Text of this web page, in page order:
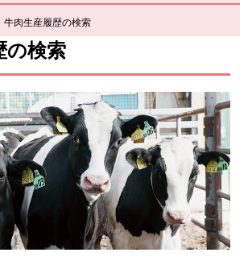
肉生産履歴の検索
の検索